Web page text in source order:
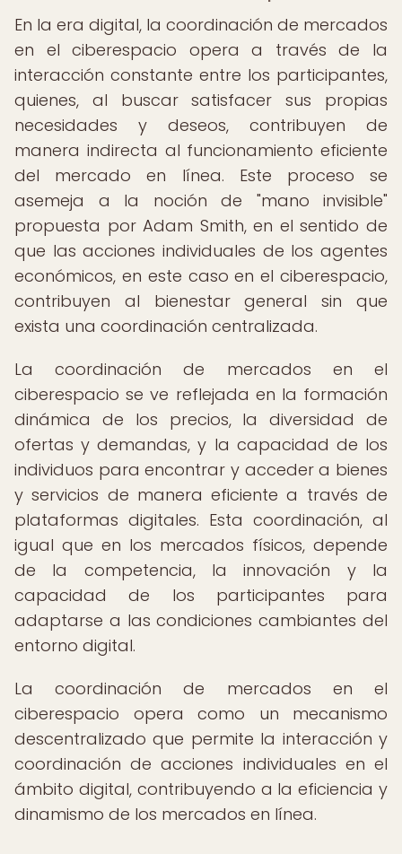
En la era digital, la coordinación de mercados
en el ciberespacio opera a través de la
interacción constante entre los participantes,
quienes, al buscar satisfacer sus propias
necesidades y deseos, contribuyen de
manera indirecta al funcionamiento eficiente
del mercado en línea. Este proceso se
asemeja a la noción de "mano invisible"
propuesta por Adam Smith, en el sentido de
que las acciones individuales de los agentes
económicos, en este caso en el ciberespacio,
contribuyen al bienestar general sin que
exista una coordinación centralizada.
La coordinación de mercados en el
ciberespacio se ve reflejada en la formación
dinámica de los precios, la diversidad de
ofertas y demandas, y la capacidad de los
individuos para encontrar y acceder a bienes
y servicios de manera eficiente a través de
plataformas digitales. Esta coordinación, al
igual que en los mercados físicos, depende
de la competencia, la innovación y la
capacidad de los participantes para
adaptarse a las condiciones cambiantes del
entorno digital.
La coordinación de mercados en el
ciberespacio opera como un mecanismo
descentralizado que permite la interacción y
coordinación de acciones individuales en el
ámbito digital, contribuyendo a la eficiencia y
dinamismo de los mercados en línea.